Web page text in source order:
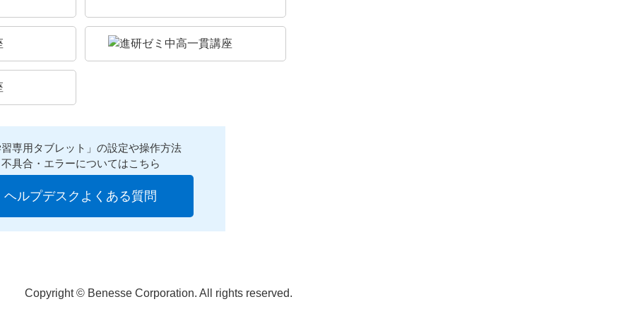
専用タブレット」の設定や操作方法
不具合・エラーについてはこちら
ヘルプデスクよくある質問
Copyright © Benesse Corporation. All rights reserved.